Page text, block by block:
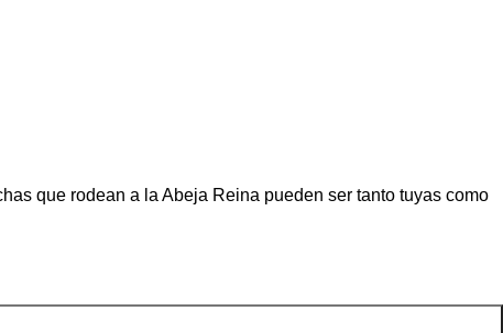
que rodean a la Abeja Reina pueden ser tanto tuyas como